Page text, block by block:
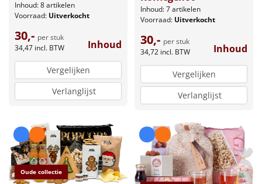
Inhoud: 8 artikelen
Voorraad: Uitverkocht
30,- per stuk
34,47 incl. BTW Inhoud
Vergelijken
Verlanglijst
Inhoud: 7 artikelen
Voorraad: Uitverkocht
30,- per stuk
34,72 incl. BTW Inhoud
Vergelijken
Verlanglijst
Oude collectie